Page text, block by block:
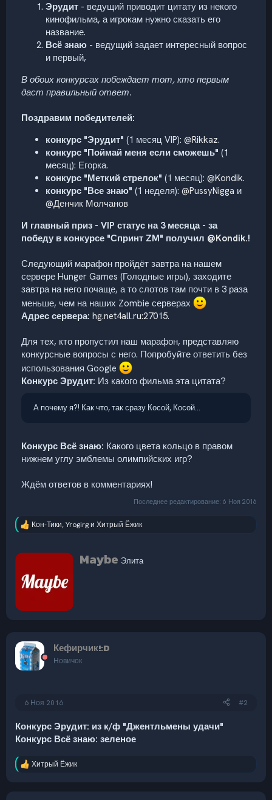
Эрудит - ведущий приводит цитату из некого
кинофильма, а игрокам нужно сказать его
название.
Всё знаю - ведущий задает интересный вопрос
и первый,
В обоих конкурсах побеждает тот, кто первым
даст правильный ответ.
Поздравим победителей:
конкурс "Эрудит" (1 месяц VIP): @Rikkaz.
конкурс "Поймай меня если сможешь" (1
месяц): Егорка.
конкурс "Меткий стрелок" (1 месяц): @Kondik.
конкурс "Все знаю" (1 неделя): @PussyNigga и
@Денчик Молчанов
И главный приз - VIP статус на 3 месяца - за
победу в конкурсе "Спринт ZM" получил @Kondik.!
Следующий марафон пройдёт завтра на нашем
сервере Hunger Games (Голодные игры), заходите
завтра на него почаще, а то слотов там почти в 3 раза
меньше, чем на наших Zombie серверах
Адрес сервера: hg.net4all.ru:27015.
Для тех, кто пропустил наш марафон, представляю
конкурсные вопросы с него. Попробуйте ответить без
использования Google
Конкурс Эрудит: Из какого фильма эта цитата?
А почему я?! Как что, так сразу Косой, Косой…
Конкурс Всё знаю: Какого цвета кольцо в правом
нижнем углу эмблемы олимпийских игр?
Ждём ответов в комментариях!
Последнее редактирование: 6 Ноя 2016
Р
и
и
Кон-Тики,Yrogirgи Хитрый Ёжик
А
вMaybe Элита
Кефирчик!:D
Новичок
6 Ноя 2016 #2
Конкурс Эрудит: из к/ф "Джентльмены удачи"
Конкурс Всё знаю: зеленое
Р
Хитрый Ёжик